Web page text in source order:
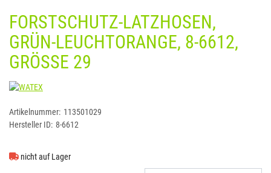
FORSTSCHUTZ-LATZHOSEN,
GRÜN-LEUCHTORANGE, 8-6612,
GRÖSSE 29
Artikelnummer: 113501029
Hersteller ID: 8-6612
nicht auf Lager